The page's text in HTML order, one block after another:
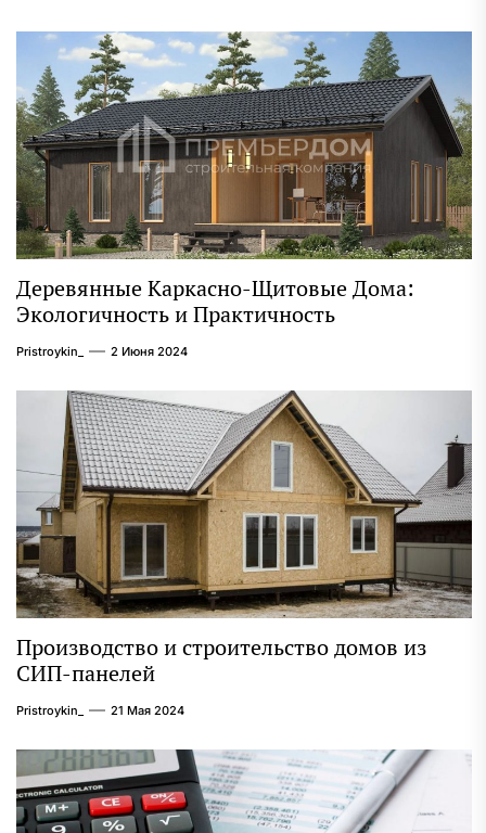
Деревянные Каркасно-Щитовые Дома:
Экологичность и Практичность
Pristroykin_ 2 Июня 2024
Производство и строительство домов из
СИП-панелей
Pristroykin_ 21 Мая 2024